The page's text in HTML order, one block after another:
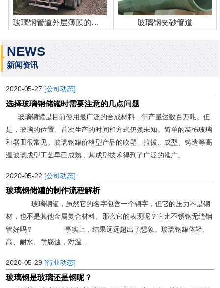
玻璃钢管道外层薄膜的作用 玻璃钢夹砂管道
NEWS
新闻资讯
2020-05-27 [公司动态]
选择玻璃钢储罐时需要注意的几点问题
玻璃钢罐是目前使用最广泛的合成材料，年产量达数百万吨。但
是，玻璃的位置、首次生产的时间和方式仍然未知。简单的装饰玻璃
和器皿很常见。玻璃钢罐价格型产品的吹塑、拉拔、成型、铸造等高
温玻璃成型工艺早已成熟，其成型技术得到了广泛的推广。
2020-05-22 [公司动态]
玻璃钢储罐的制作流程解析
玻璃钢罐，虽然它的名字包含一个钢字，但它的压力不是钢
材，也不是其他金属复合材料。那么它的表现呢？它比不锈钢无缝钢
管好吗？ 事实上，结果远远超出了想象。玻璃钢罐体轻、
高、耐水、耐腐蚀，对温...
2020-05-29 [行业动态]
玻璃钢是玻璃还是钢呢？